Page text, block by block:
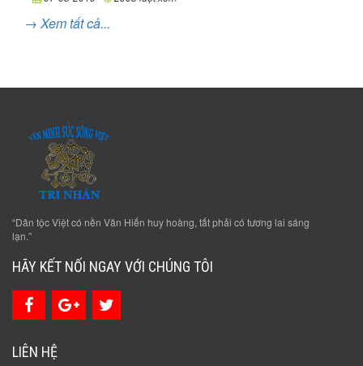
→ Xem tất cả...
“Dân tộc Việt có nền Văn Hiến huy hoàng, tất phải có tương lai sáng
lạn.”
HÃY KẾT NỐI NGAY VỚI CHÚNG TÔI
LIÊN HỆ